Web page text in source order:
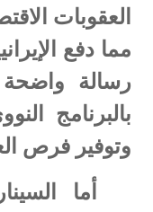
العقوبات
مما دفع
رسالة واضحة
بالبرنامج
وتوفير فرص
أما